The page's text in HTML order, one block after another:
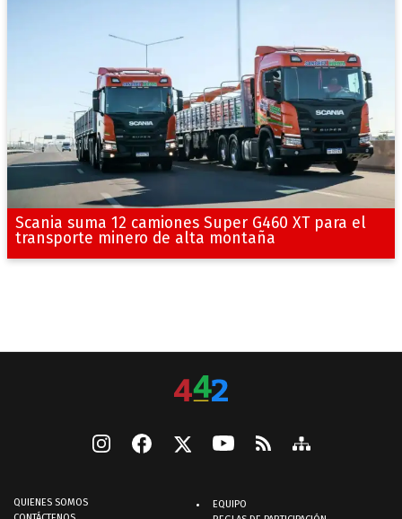
Scania suma 12 camiones Super G460 XT para el
transporte minero de alta montaña
QUIENES SOMOS
EQUIPO